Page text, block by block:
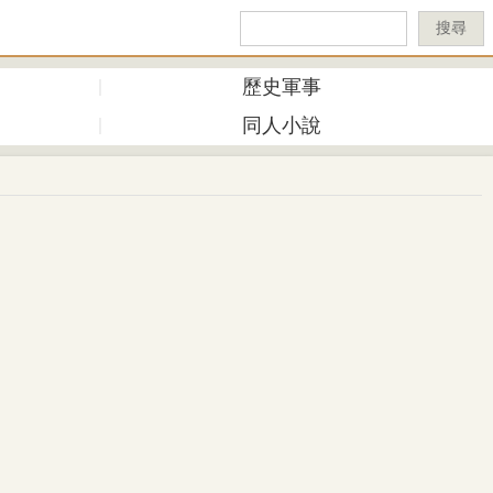
搜尋
歷史軍事
同人小說